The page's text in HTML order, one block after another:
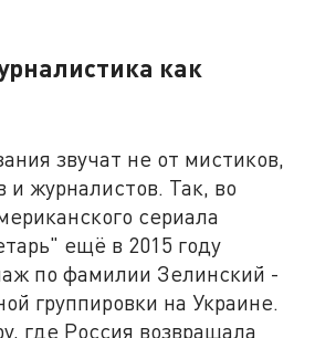
как
звучат не от мистиков,
и журналистов. Так, во
сериала
ещё в 2015 году
по фамилии Зелинский -
группировки на Украине.
где Россия возвращала